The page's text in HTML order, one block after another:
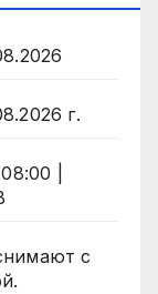
г.
|
с